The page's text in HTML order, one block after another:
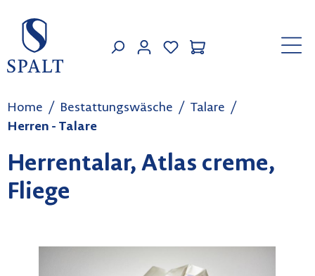
Zum Hauptinhalt springen
MEIN KONTO
Home Bestattungswäsche
Talare
Herren - Talare
Herrentalar, Atlas creme,
Fliege